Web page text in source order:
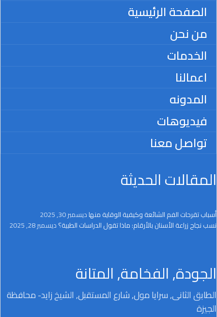
الصفحة الرئيسية
من نحن
الخدمات
اعمالنا
المدونه
فيديوهات
تواصل معنا
المقالات الحديثة
أسباب تقرحات الفم الشائعة وكيفية الوقاية منهاديسمبر 30, 2025
نسب نجاح زراعة الأسنان بالأرقام: ماذا تقول الدراسات الطبية؟ديسمبر 28, 2025
الجودة, الفخامة, المتانة
الطابق الثانى, سرايا مول, شارع المستقبل, الشيخ زايد- محافظة
الجيزة